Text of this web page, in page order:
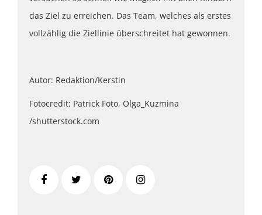
das Ziel zu erreichen. Das Team, welches als erstes
vollzählig die Ziellinie überschreitet hat gewonnen.
Autor: Redaktion/Kerstin
Fotocredit: Patrick Foto, Olga_Kuzmina
/shutterstock.com